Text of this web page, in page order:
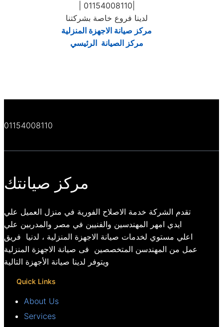
| 01154008110|
لدينا فروع خاصة بشركتنا
مركز صيانة الاجهزة المنزلية
مركز الصيانة الرئيسي
01154008110
مركز صيانتك
تقدم الشركة خدمة الاصلاح الفورية في منزل العميل علي
ايدي امهر المهندسين والفنيين في مصر والمدربين علي
اعلي مستوي لخدمات صيانة الاجهزة المنزلية ، لدنيا فريق
عمل من المهندسن المتخصصين فى صيانة الاجهزة المنزلية
ويتوفر لدينا صيانة الأجهزة التالية
Quick Links
About Us
Services